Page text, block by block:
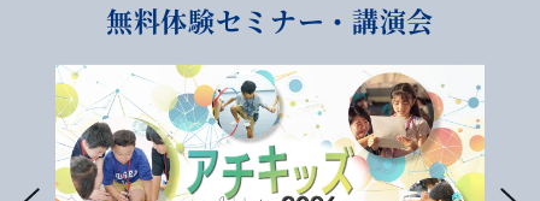
無料体験セミナー・講演会